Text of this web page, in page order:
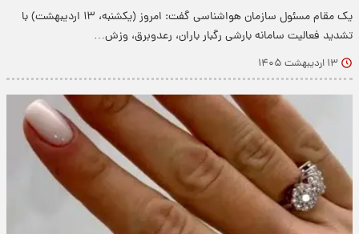
یک مقام مسئول سازمان هواشناسی گفت: امروز (یکشنبه، ۱۳ اردیبهشت) با
تشدید فعالیت سامانه بارشی رگبار باران، رعدوبرق، وزش…
۱۳ اردیبهشت ۱۴۰۵